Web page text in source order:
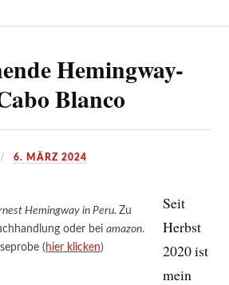
Hemingway-
Blanco
6. MÄRZ 2024
Hemingway in Peru.Zu
oder bei amazon.
( hier klicken)
Seit
Herbst
2020 ist
mein